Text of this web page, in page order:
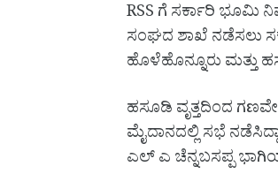
RSS ಗೆ ಸರ್ಕಾರಿ ಭೂಮಿ
ಸಂಘದ ಶಾಖೆ ನಡೆಸಲು
ಹೊಳೆಹೊನ್ನೂರು
ಹಸೂಡಿ ವೃತ್ತದಿಂದ
ಮೈದಾನದಲ್ಲಿ ಸಭೆ
ಎಲ್ ಎ ಚೆನ್ನಬಸಪ್ಪ